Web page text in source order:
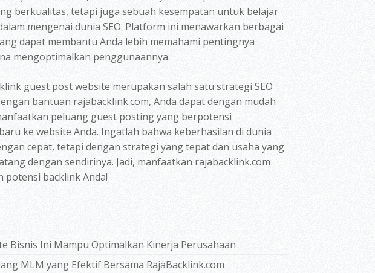
berkualitas, tetapi juga sebuah kesempatan untuk belajar
mengenai dunia SEO. Platform ini menawarkan berbagai
dapat membantu Anda lebih memahami pentingnya
mengoptimalkan penggunaannya.
guest post website merupakan salah satu strategi SEO
bantuan rajabacklink.com, Anda dapat dengan mudah
peluang guest posting yang berpotensi
ke website Anda. Ingatlah bahwa keberhasilan di dunia
cepat, tetapi dengan strategi yang tepat dan usaha yang
dengan sendirinya. Jadi, manfaatkan rajabacklink.com
backlink Anda!
Bisnis Ini Mampu Optimalkan Kinerja Perusahaan
MLM yang Efektif Bersama RajaBacklink.com